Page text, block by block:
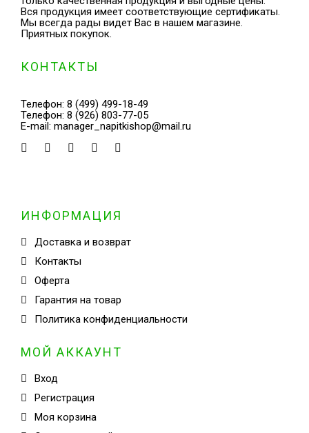
Вся продукция имеет соответствующие сертификаты.
Мы всегда рады видет Вас в нашем магазине.
Приятных покупок.
КОНТАКТЫ
Телефон: 8 (499) 499-18-49
Телефон: 8 (926) 803-77-05
E-mail: manager_napitkishop@mail.ru
ИНФОРМАЦИЯ
Доставка и возврат
Контакты
Оферта
Гарантия на товар
Политика конфиденциальности
МОЙ АККАУНТ
Вход
Регистрация
Моя корзина